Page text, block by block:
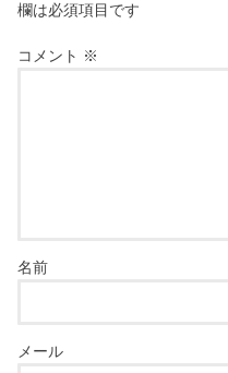
欄は必須項目です
コメント ※
名前
メール